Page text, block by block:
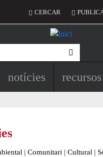
Menú del
CERCAR
Navegació
notícies recursos
| Comunitari | Cultural |